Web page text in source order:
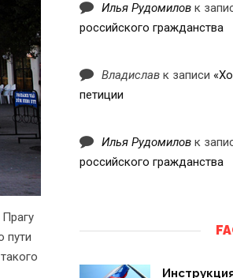
пути
Илья Рудомиловк
российского гражданства
Владиславк записи
петиции
Илья Рудомиловк
российского гражданства